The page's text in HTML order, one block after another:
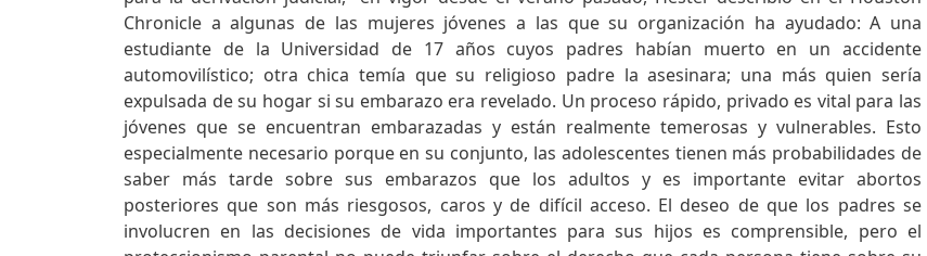
Chronicle a algunas de las mujeres jóvenes a las que su organización ha ayudado: A una
estudiante de la Universidad de 17 años cuyos padres habían muerto en un accidente
automovilístico; otra chica temía que su religioso padre la asesinara; una más quien sería
expulsada de su hogar si su embarazo era revelado. Un proceso rápido, privado es vital para las
jóvenes que se encuentran embarazadas y están realmente temerosas y vulnerables. Esto
especialmente necesario porque en su conjunto, las adolescentes tienen más probabilidades de
saber más tarde sobre sus embarazos que los adultos y es importante evitar abortos
posteriores que son más riesgosos, caros y de difícil acceso. El deseo de que los padres se
involucren en las decisiones de vida importantes para sus hijos es comprensible, pero el